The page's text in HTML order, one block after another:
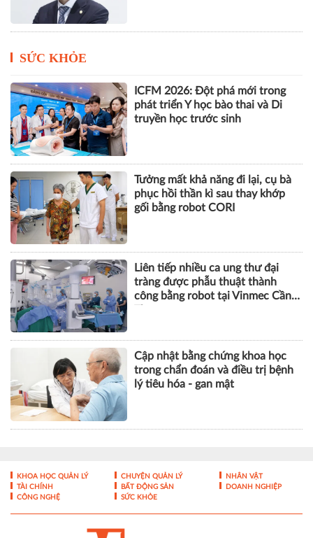
năm
SỨC KHỎE
ICFM 2026: Đột phá mới trong
phát triển Y học bào thai và Di
truyền học trước sinh
Tưởng mất khả năng đi lại, cụ bà
phục hồi thần kì sau thay khớp
gối bằng robot CORI
Liên tiếp nhiều ca ung thư đại
tràng được phẫu thuật thành
công bằng robot tại Vinmec Cần
lý tiêu hóa - gan mật